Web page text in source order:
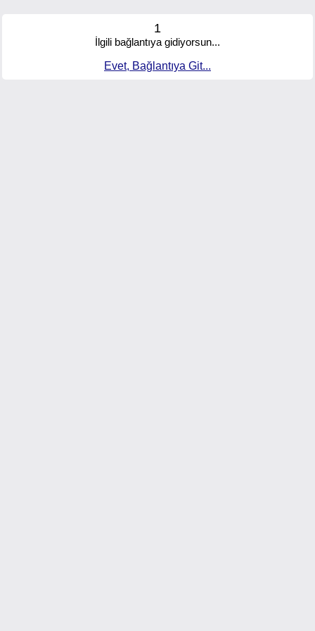
1
İlgili bağlantıya gidiyorsun...
Evet, Bağlantıya Git...